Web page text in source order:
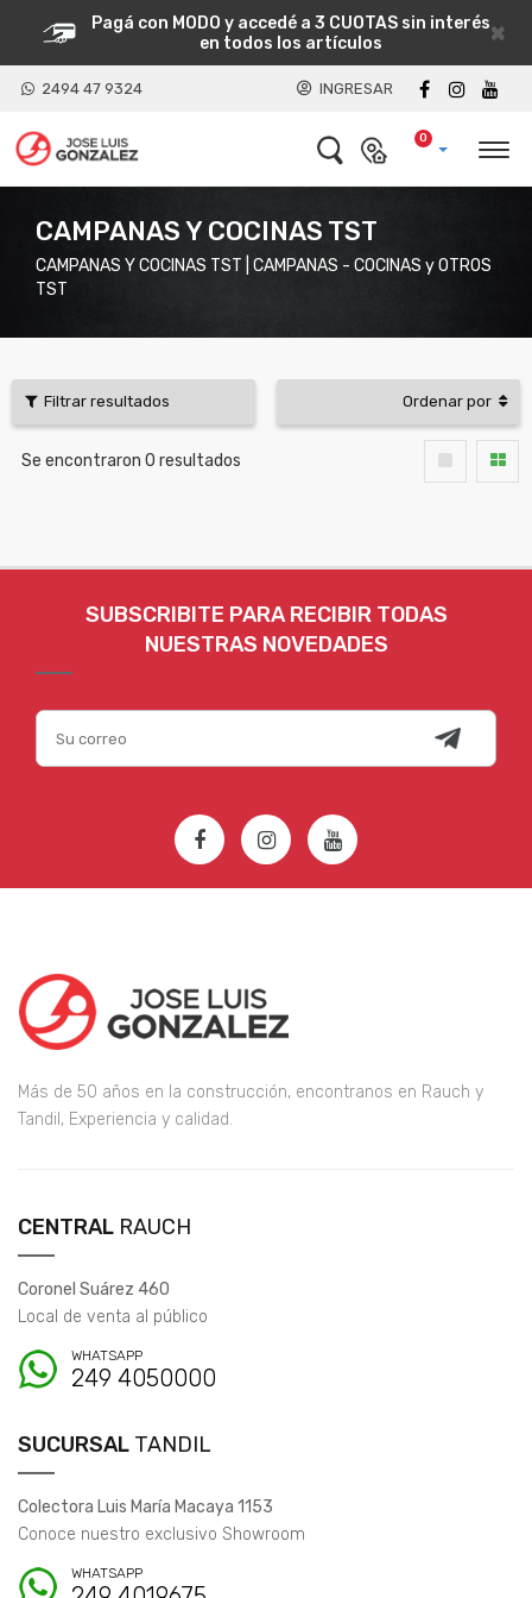
×
Pagá con MODO y accedé a 3 CUOTAS sin interés
en todos los artículos
2494 47 9324 INGRESAR
0
CAMPANAS Y COCINAS TST
CAMPANAS Y COCINAS TST | CAMPANAS - COCINAS y OTROS
TST
Filtrar resultados Ordenar por
Se encontraron 0 resultados
SUBSCRIBITE PARA RECIBIR TODAS
NUESTRAS NOVEDADES
Más de 50 años en la construcción, encontranos en Rauch y
Tandil, Experiencia y calidad.
CENTRAL RAUCH
Coronel Suárez 460
Local de venta al público
WHATSAPP
249 4050000
SUCURSAL TANDIL
Colectora Luis María Macaya 1153
Conoce nuestro exclusivo Showroom
WHATSAPP